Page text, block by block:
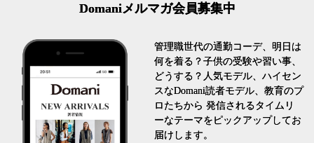
Domaniメルマガ会員募集中
管理職世代の通勤コーデ、明日は
何を着る？子供の受験や習い事、
どうする？人気モデル、ハイセン
スなDomani読者モデル、教育のプ
ロたちから 発信されるタイムリ
ーなテーマをピックアップしてお
届けします。